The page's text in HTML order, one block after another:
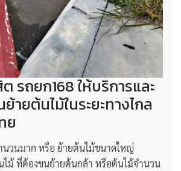
รถยก168 ให้บริการและ
ายต้นไม้ในระยะทางไกล
ย
นวนมาก หรือ ย้ายต้นไม้ขนาดใหญ่
ไม้ ที่ต้องขนย้ายต้นกล้า หรือต้นไม้จำนวน